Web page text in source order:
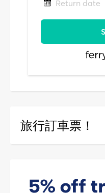
旅行訂車票！